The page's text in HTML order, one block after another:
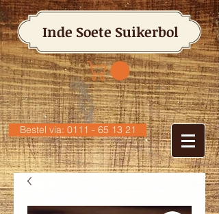
Inde Soete Suikerbol
Bestel via: 0111 - 65 13 21